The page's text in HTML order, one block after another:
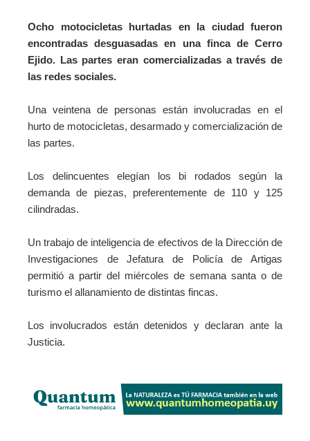
Ocho motocicletas hurtadas en la ciudad fueron
encontradas desguasadas en una finca de Cerro
Ejido. Las partes eran comercializadas a través de
las redes sociales.
Una veintena de personas están involucradas en el
hurto de motocicletas, desarmado y comercialización de
las partes.
Los delincuentes elegían los bi rodados según la
demanda de piezas, preferentemente de 110 y 125
cilindradas.
Un trabajo de inteligencia de efectivos de la Dirección de
Investigaciones de Jefatura de Policía de Artigas
permitió a partir del miércoles de semana santa o de
turismo el allanamiento de distintas fincas.
Los involucrados están detenidos y declaran ante la
Justicia.